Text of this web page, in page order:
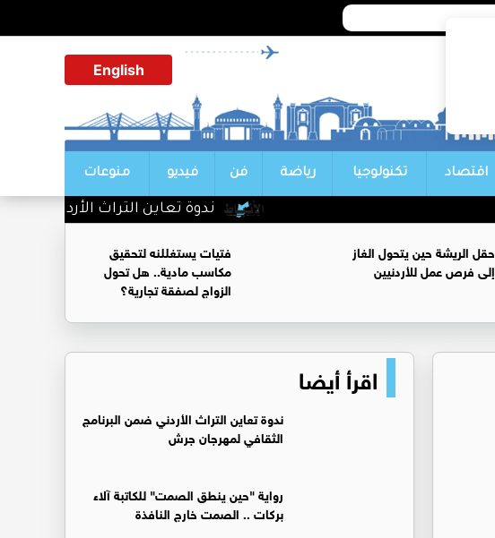
English
اقتصاد تكنولوجيا رياضة فن فيديو منوعات
ندوة تعاين التراث الأردني ضمن
حقل الريشة حين يتحول الغاز
إلى فرص عمل للأردنيين
فتيات يستغللنه لتحقيق
مكاسب مادية.. هل تحول
الزواج لصفقة تجارية؟
اقرأ أيضا
ندوة تعاين التراث الأردني ضمن البرنامج
الثقافي لمهرجان جرش
رواية "حين ينطق الصمت" للكاتبة آلاء
بركات .. الصمت خارج النافذة